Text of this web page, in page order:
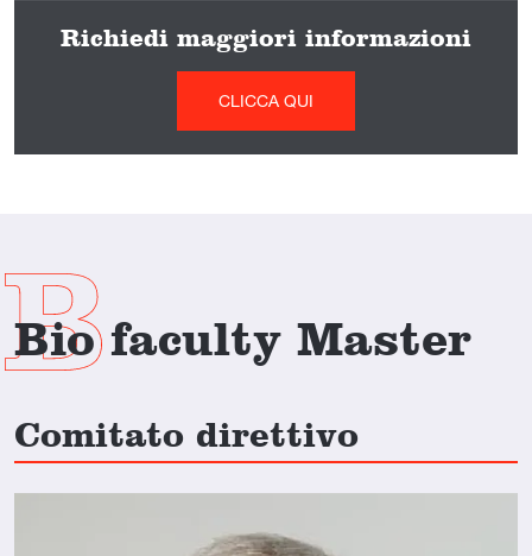
Richiedi maggiori informazioni
CLICCA QUI
Bio faculty Master
Comitato direttivo